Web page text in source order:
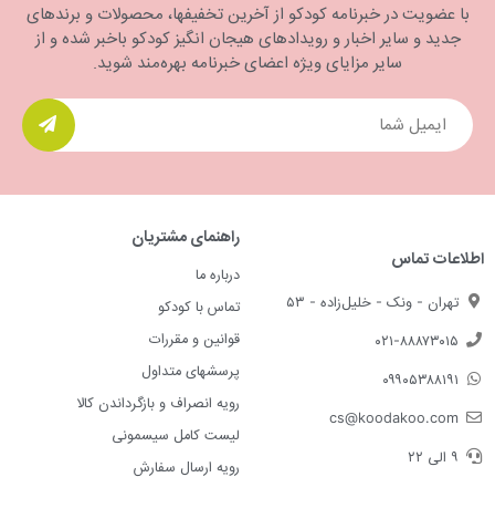
با عضویت در خبرنامه کودکو از آخرین تخفیفها، محصولات و برندهای
جدید و سایر اخبار و رویدادهای هیجان انگیز کودکو باخبر شده و از
سایر مزایای ویژه اعضای خبرنامه بهره‌مند شوید.
اطلاعات تماس
تهران - ونک - خلیل‌زاده - ۵۳
۰۲۱-۸۸۸۷۳۰۱۵
۰۹۹۰۵۳۸۸۱۹۱
cs@koodakoo.com
۹ الی ۲۲
راهنمای مشتریان
درباره ما
تماس با کودکو
قوانین و مقررات
پرسشهای متداول
رویه انصراف و بازگرداندن کالا
لیست کامل سیسمونی
رویه ارسال سفارش